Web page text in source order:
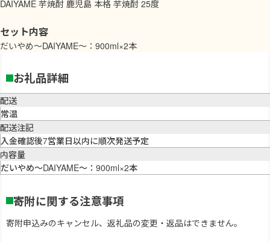
DAIYAME 芋焼酎 鹿児島 本格 芋焼酎 25度
セット内容
だいやめ〜DAIYAME〜：900ml×2本
お礼品詳細
配送
常温
配送注記
入金確認後7営業日以内に順次発送予定
内容量
だいやめ〜DAIYAME〜：900ml×2本
寄附に関する注意事項
寄附申込みのキャンセル、返礼品の変更・返品はできません。